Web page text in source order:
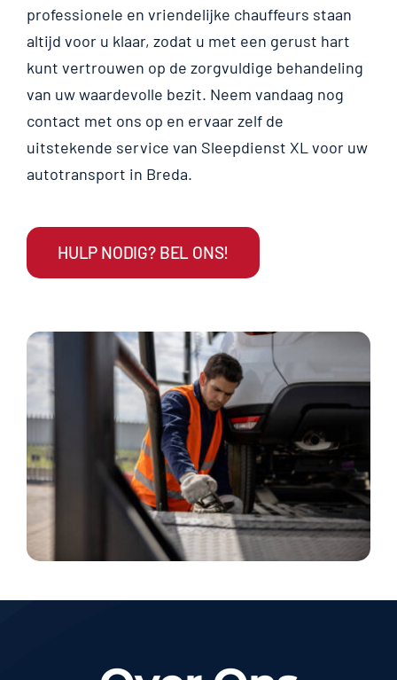
professionele en vriendelijke chauffeurs staan
altijd voor u klaar, zodat u met een gerust hart
kunt vertrouwen op de zorgvuldige behandeling
van uw waardevolle bezit. Neem vandaag nog
contact met ons op en ervaar zelf de
uitstekende service van Sleepdienst XL voor uw
autotransport in Breda.
HULP NODIG? BEL ONS!